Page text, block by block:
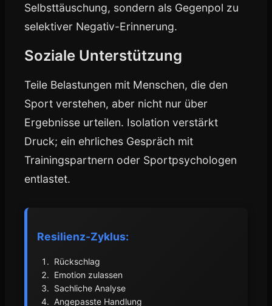
Selbsttäuschung, sondern als Gegenpol zu
selektiver Negativ-Erinnerung.
Soziale Unterstützung
Teile Belastungen mit Menschen, die den
Sport verstehen, aber nicht nur über
Ergebnisse urteilen. Isolation verstärkt
Druck; ein ehrliches Gespräch mit
Trainingspartnern oder Sportpsychologen
entlastet.
Resilienz-Zyklus:
Rückschlag
Emotion zulassen
Sachliche Analyse
Angepasste Handlung